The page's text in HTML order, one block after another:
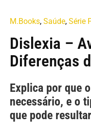
M.Books, Saúde, Série
Dislexia –
Diferenças
Explica por que
necessário, e o
que pode